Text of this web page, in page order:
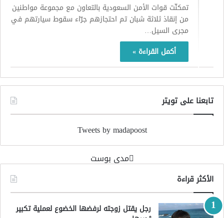
تمكنّت قوات الأمن السعودية بالتعاون مع مجموعة مواطنين
من إنقاذ ثلاثة شبان تم احتجازهم جرّاء سقوط سيارتهم في
مجرى السيل…
أكمل القراءة »
تابعنا على تويتر
Tweets by madapoost
‏مدى بوست‏
الأكثر قراءة
رجل يقتل زوجته لرفضها الخضوع لعملية تكبير